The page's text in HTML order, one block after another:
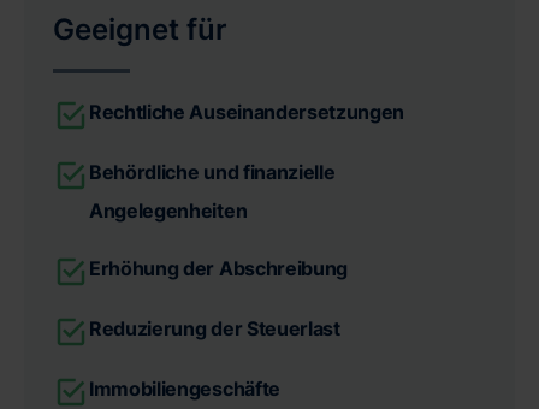
Geeignet für
Rechtliche Auseinandersetzungen
Behördliche und finanzielle
Angelegenheiten
Erhöhung der Abschreibung
Reduzierung der Steuerlast
Immobiliengeschäfte